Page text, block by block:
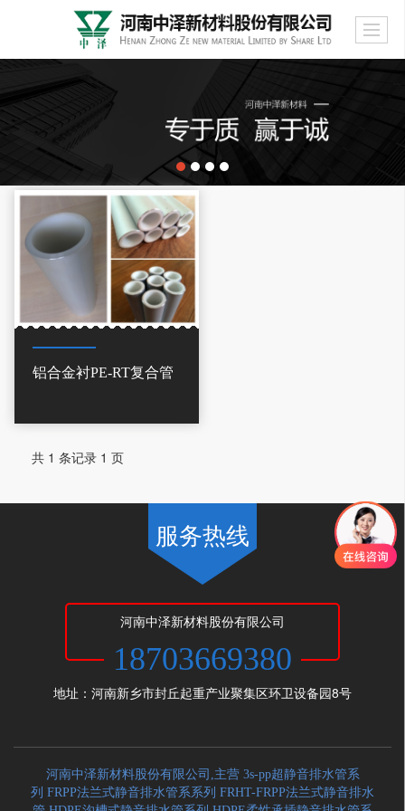
铝合金衬PE-RT复合管
共 1 条记录 1 页
服务热线
河南中泽新材料股份有限公司
18703669380
地址：河南新乡市封丘起重产业聚集区环卫设备园8号
河南中泽新材料股份有限公司,主营 3s-pp超静音排水管系
列 FRPP法兰式静音排水管系系列 FRHT-FRPP法兰式静音排水